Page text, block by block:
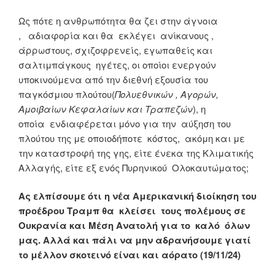
Ως πότε η ανθρωπότητα θα ζει στην άγνοια
, αδιαφορία και θα εκλέγει ανίκανους ,
άρρωστους, σχιζοφρενείς, εγωπαθείς και
σαλτιμπάγκους ηγέτες, οι οποίοι ενεργούν
υποκινούμενα από την διεθνή εξουσία του
παγκόσμιου πλούτου(Πολυεθνικών , Αγορών,
Αμοιβαίων Κεφαλαίων και Τραπεζών), η
οποία ενδιαφέρεται μόνο για την αύξηση του
πλούτου της με οποιοδήποτε κόστος, ακόμη και με
την καταστροφή της γης, είτε ένεκα της Κλιματικής
Αλλαγής, είτε εξ ενός Πυρηνικού Ολοκαυτώματος;
Ας ελπίσουμε ότι η νέα Αμερικανική διοίκηση του
προέδρου Τραμπ θα κλείσει τους πολέμους σε
Ουκρανία και Μέση Ανατολή για το καλό όλων
μας. Αλλά και πάλι να μην αδρανήσουμε γιατί
το μέλλον σκοτεινό είναι και αόρατο (19/11/24)